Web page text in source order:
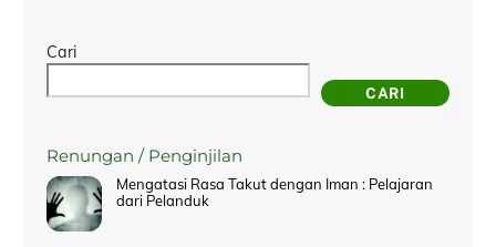
Cari
CARI
Renungan / Penginjilan
Mengatasi Rasa Takut dengan Iman : Pelajaran
dari Pelanduk